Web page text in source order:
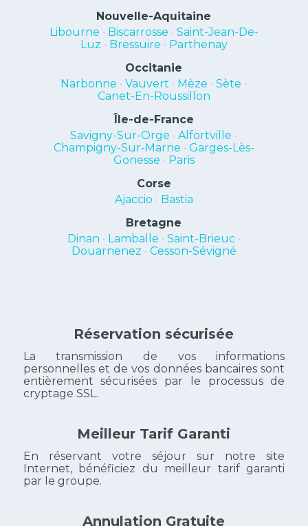
Nouvelle-Aquitaine
Libourne • Biscarrosse • Saint-Jean-De-
Luz • Bressuire • Parthenay
Occitanie
Narbonne •Vauvert • Mèze •Sète •
Canet-En-Roussillon
Île-de-France
Savigny-Sur-Orge •Alfortville •
Champigny-Sur-Marne • Garges-Lès-
Gonesse • Paris
Corse
Ajaccio • Bastia
Bretagne
Dinan • Lamballe • Saint-Brieuc•
Douarnenez • Cesson-Sévigné
Réservation sécurisée
La transmission de vos informations
personnelles et de vos données bancaires sont
entièrement sécurisées par le processus de
cryptage SSL.
Meilleur Tarif Garanti
En réservant votre séjour sur notre site
Internet, bénéficiez du meilleur tarif garanti
par le groupe.
Annulation Gratuite